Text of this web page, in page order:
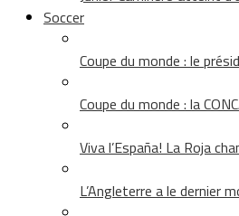
Soccer
Coupe du monde : le
Coupe du monde : la
Viva l’España! La Roja
L’Angleterre a le dernier